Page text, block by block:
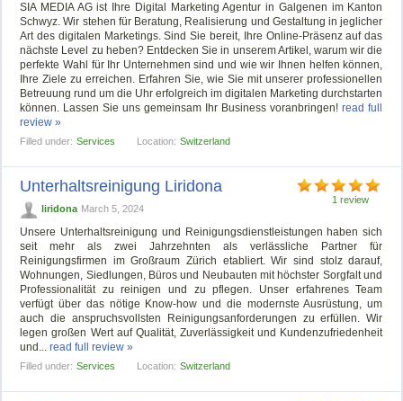
SIA MEDIA AG ist Ihre Digital Marketing Agentur in Galgenen im Kanton
Schwyz. Wir stehen für Beratung, Realisierung und Gestaltung in jeglicher
Art des digitalen Marketings. Sind Sie bereit, Ihre Online-Präsenz auf das
nächste Level zu heben? Entdecken Sie in unserem Artikel, warum wir die
perfekte Wahl für Ihr Unternehmen sind und wie wir Ihnen helfen können,
Ihre Ziele zu erreichen. Erfahren Sie, wie Sie mit unserer professionellen
Betreuung rund um die Uhr erfolgreich im digitalen Marketing durchstarten
können. Lassen Sie uns gemeinsam Ihr Business voranbringen!read full
review »
Filled under: Services Location: Switzerland
1 review
Unterhaltsreinigung Liridona
liridona March 5, 2024
Unsere Unterhaltsreinigung und Reinigungsdienstleistungen haben sich
seit mehr als zwei Jahrzehnten als verlässliche Partner für
Reinigungsfirmen im Großraum Zürich etabliert. Wir sind stolz darauf,
Wohnungen, Siedlungen, Büros und Neubauten mit höchster Sorgfalt und
Professionalität zu reinigen und zu pflegen. Unser erfahrenes Team
verfügt über das nötige Know-how und die modernste Ausrüstung, um
auch die anspruchsvollsten Reinigungsanforderungen zu erfüllen. Wir
legen großen Wert auf Qualität, Zuverlässigkeit und Kundenzufriedenheit
und...read full review »
Filled under: Services Location: Switzerland